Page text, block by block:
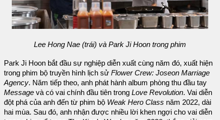
Lee Hong Nae (trái) và Park Ji Hoon trong phim
Park Ji Hoon bắt đầu sự nghiệp diễn xuất cùng năm đó, xuất hiện
trong phim bộ truyền hình lịch sử Flower Crew: Joseon Marriage
Agency. Năm tiếp theo, anh phát hành album phòng thu đầu tay
Message và có vai chính đầu tiên trong Love Revolution. Vai diễn
đột phá của anh đến từ phim bộ Weak Hero Class năm 2022, dài
hai mùa. Sau đó, anh nhận được nhiều lời khen ngợi cho vai diễn